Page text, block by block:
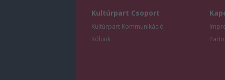
Kultúrpart Csoport
Kultúrpart Kommunikáció
Rólunk